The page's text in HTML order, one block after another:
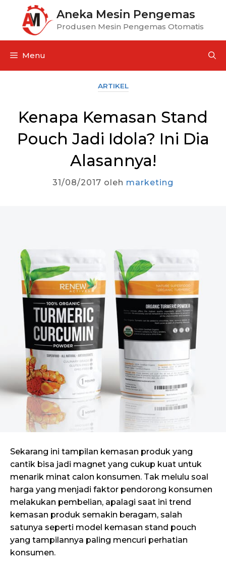
Aneka Mesin Pengemas
Produsen Mesin Pengemas Otomatis
Menu
ARTIKEL
Kenapa Kemasan Stand
Pouch Jadi Idola? Ini Dia
Alasannya!
31/08/2017 oleh marketing
Sekarang ini tampilan kemasan produk yang
cantik bisa jadi magnet yang cukup kuat untuk
menarik minat calon konsumen. Tak melulu soal
harga yang menjadi faktor pendorong konsumen
melakukan pembelian, apalagi saat ini trend
kemasan produk semakin beragam, salah
satunya seperti model kemasan stand pouch
yang tampilannya paling mencuri perhatian
konsumen.